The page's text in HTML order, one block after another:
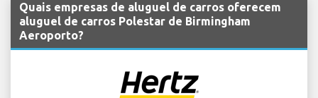
Quais empresas de aluguel de carros oferecem
aluguel de carros Polestar de Birmingham
Aeroporto?